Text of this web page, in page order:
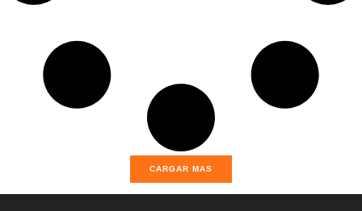
CARGAR MAS